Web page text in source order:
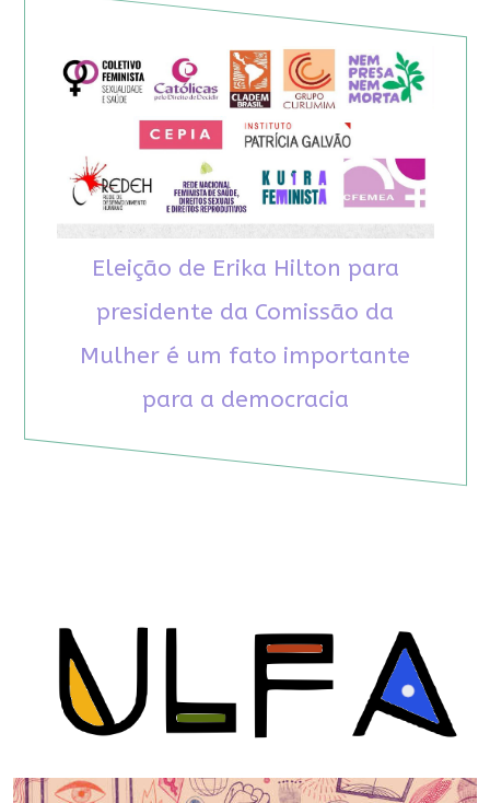
Eleição de Erika Hilton para
presidente da Comissão da
Mulher é um fato importante
para a democracia